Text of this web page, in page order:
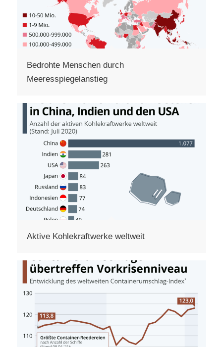
Bedrohte Menschen durch
Meeresspiegelanstieg
Aktive Kohlekraftwerke weltweit